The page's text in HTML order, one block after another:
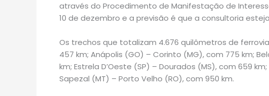
através do Procedimento de Manifestação de
10 de dezembro e a previsão é que a consultoria
Os trechos que totalizam 4.676 quilômetros de
457 km; Anápolis (GO) – Corinto (MG), com 775 km;
km; Estrela D’Oeste (SP) – Dourados (MS), com 659
Sapezal (MT) – Porto Velho (RO), com 950 km.